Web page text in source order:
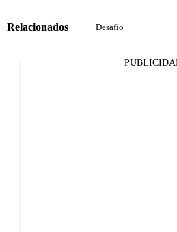
Relacionados Desafío